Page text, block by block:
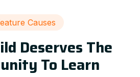
Causes
Deserves The
To Learn